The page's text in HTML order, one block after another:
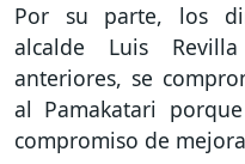
Por su parte, los
alcalde Luis
anteriores, se
al Pamakatari
compromiso de